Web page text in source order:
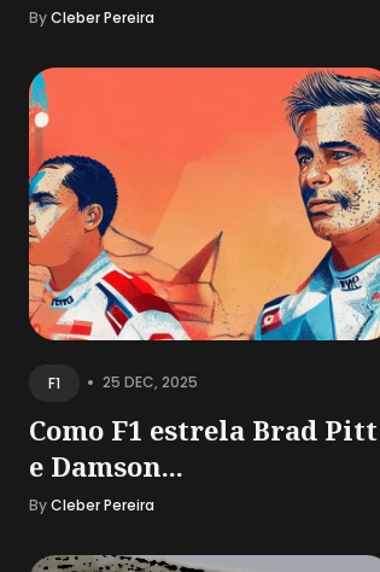
ByCleber Pereira
F1 • 25 DEC, 2025
Como F1 estrela Brad Pitt
e Damson...
ByCleber Pereira